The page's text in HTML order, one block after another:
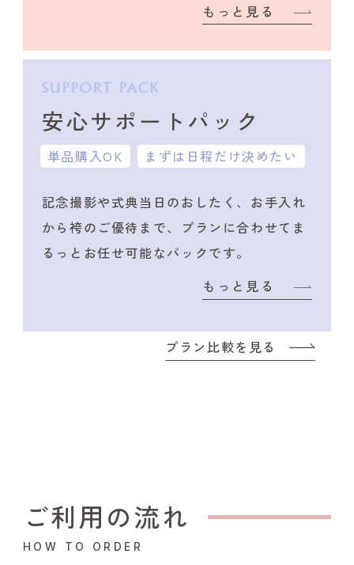
もっと見る
安心サポートパック
単品購入OK まずは日程だけ決めたい
記念撮影や式典当日のおしたく、 お手入れ
から袴のご優待まで、プランに合わせて ま
るっとお任せ可能なパックです。
もっと見る
プラン比較を見る
ご利用の流れ
HOW TO ORDER